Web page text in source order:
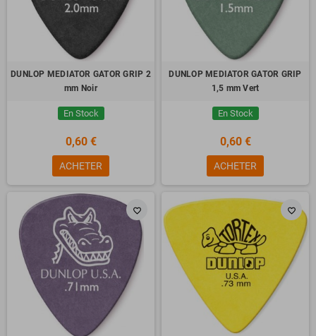
DUNLOP MEDIATOR GATOR GRIP 2
mm Noir
En Stock
0,60 €
ACHETER
DUNLOP MEDIATOR GATOR GRIP
1,5 mm Vert
En Stock
0,60 €
ACHETER
favorite_border favorite_border